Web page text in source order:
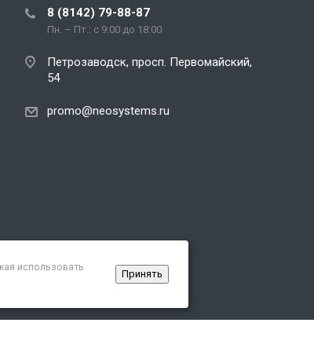
8 (8142) 79-88-87
Пн. – Пт.: с 9:00 до 18:00
Петрозаводск, просп. Первомайский,
54
promo@neosystems.ru
использовать
Принять